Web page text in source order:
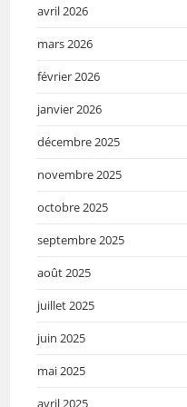
avril 2026
mars 2026
février 2026
janvier 2026
décembre 2025
novembre 2025
octobre 2025
septembre 2025
août 2025
juillet 2025
juin 2025
mai 2025
avril 2025